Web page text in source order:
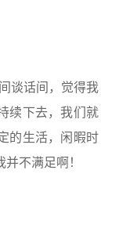
谈话间，觉得我
续下去，我们就
的生活，闲暇时
不满足啊！